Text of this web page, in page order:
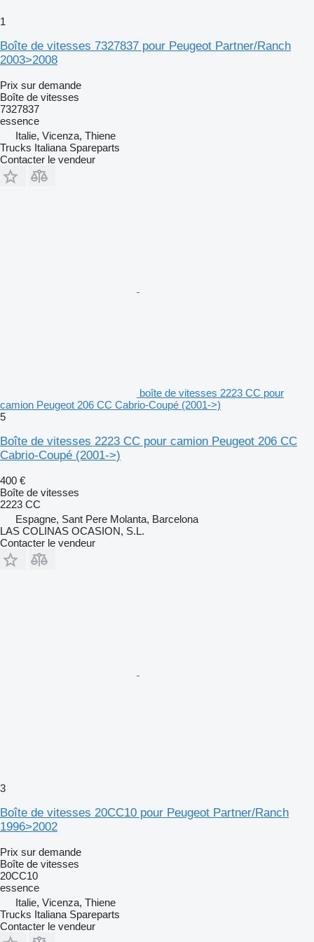
1
Boîte de vitesses 7327837 pour Peugeot Partner/Ranch
2003>2008
Prix sur demande
Boîte de vitesses
7327837
essence
Italie, Vicenza, Thiene
Trucks Italiana Spareparts
Contacter le vendeur
boîte de vitesses 2223 CC pour
camion Peugeot 206 CC Cabrio-Coupé (2001->)
5
Boîte de vitesses 2223 CC pour camion Peugeot 206 CC
Cabrio-Coupé (2001->)
400 €
Boîte de vitesses
2223 CC
Espagne, Sant Pere Molanta, Barcelona
LAS COLINAS OCASION, S.L.
Contacter le vendeur
3
Boîte de vitesses 20CC10 pour Peugeot Partner/Ranch
1996>2002
Prix sur demande
Boîte de vitesses
20CC10
essence
Italie, Vicenza, Thiene
Trucks Italiana Spareparts
Contacter le vendeur